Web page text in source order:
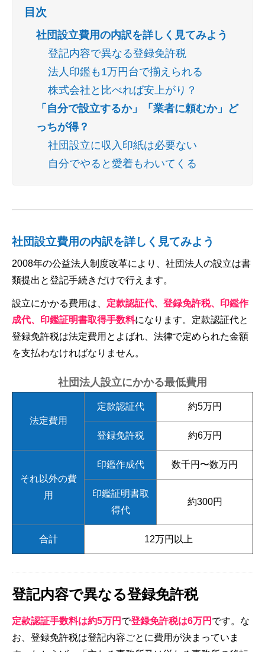
目次
社団設立費用の内訳を詳しく見てみよう
登記内容で異なる登録免許税
法人印鑑も1万円台で揃えられる
株式会社と比べれば安上がり？
「自分で設立するか」「業者に頼むか」ど
っちが得？
社団設立に収入印紙は必要ない
自分でやると愛着もわいてくる
社団設立費用の内訳を詳しく見てみよう
2008年の公益法人制度改革により、社団法人の設立は書
類提出と登記手続きだけで行えます。
設立にかかる費用は、 定款認証代、登録免許税、印鑑作
成代、印鑑証明書取得手数料になります。定款認証代と
登録免許税は法定費用とよばれ、法律で定められた金額
を支払わなければなりません。
社団法人設立にかかる最低費用
法定費用
定款認証代 約5万円
登録免許税 約6万円
それ以外の費
用
印鑑作成代 数千円〜数万円
印鑑証明書取
得代
約300円
合計 12万円以上
登記内容で異なる登録免許税
定款認証手数料は約5万円 で登録免許税は6万円 です。な
お、登録免許税は登記内容ごとに費用が決まっていま